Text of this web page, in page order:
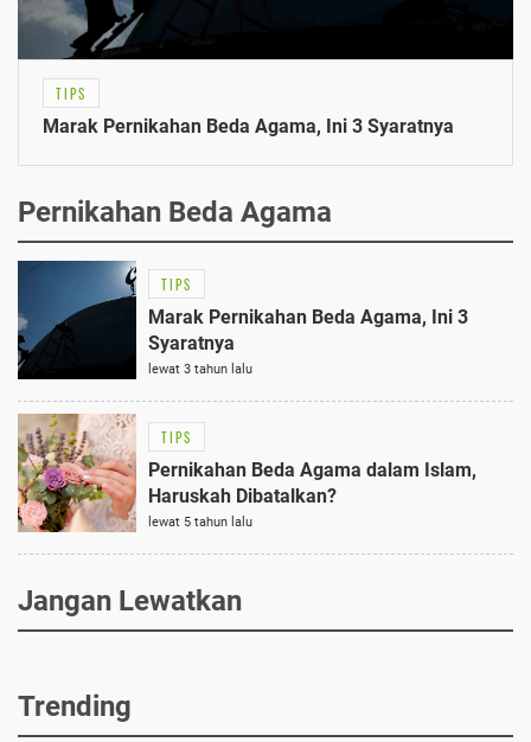
TIPS
Marak Pernikahan Beda Agama, Ini 3 Syaratnya
Pernikahan Beda Agama
TIPS
Marak Pernikahan Beda Agama, Ini 3
Syaratnya
lewat 3 tahun lalu
TIPS
Pernikahan Beda Agama dalam Islam,
Haruskah Dibatalkan?
lewat 5 tahun lalu
Jangan Lewatkan
Trending